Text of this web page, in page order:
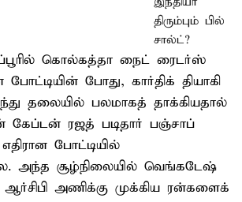
கொல்கத்தா நைட் ரைடர்ஸ்
போட்டியின் போது, கார்திக் தியாகி
தலையில் பலமாகத் தாக்கியதால்
கேப்டன் ரஜத் படிதார் பஞ்சாப்
போட்டியில்
அந்த சூழ்நிலையில் வெங்கடேஷ்
அணிக்கு முக்கிய ரன்களைக்